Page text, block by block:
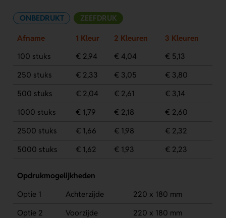
ONBEDRUKT ZEEFDRUK
Afname 1 Kleur 2 Kleuren
3 Kleuren
100 stuks
€ 2,94 € 4,04
€ 5,13
250 stuks
€ 2,33 € 3,05
€ 3,80
500 stuks
€ 2,04 € 2,61
€ 3,14
1000 stuks
€ 1,79 € 2,18
€ 2,60
2500 stuks
€ 1,66 € 1,98
€ 2,32
5000 stuks
€ 1,62 € 1,93 € 2,23
Opdrukmogelijkheden
Optie 1
Achterzijde
220 x 180 mm
Optie 2
Voorzijde 220 x 180 mm